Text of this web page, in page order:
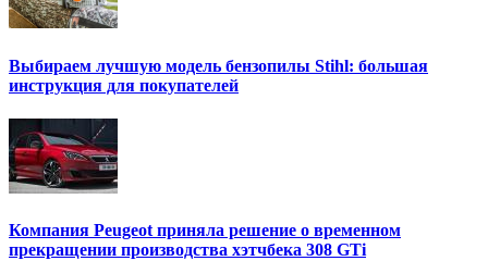
Выбираем лучшую модель бензопилы Stihl: большая
инструкция для покупателей
Компания Peugeot приняла решение о временном
прекращении производства хэтчбека 308 GTi